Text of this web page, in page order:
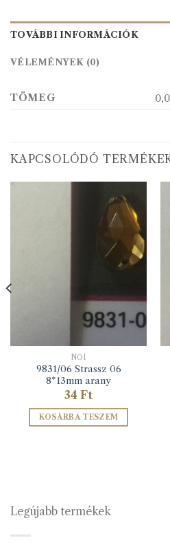
TOVÁBBI INFORMÁCIÓK
VÉLEMÉNYEK (0)
TÖMEG
KAPCSOLÓDÓ
NŐI
9831/06 Strassz 06
8*13mm arany
34 Ft
KOSÁRBA TESZEM
Legújabb termékek